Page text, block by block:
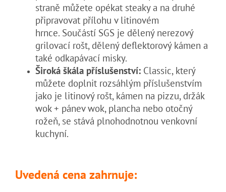
straně můžete opékat steaky a na druhé
připravovat přílohu v litinovém
hrnce. Součástí SGS je dělený nerezový
grilovací rošt, dělený deflektorový kámen a
také odkapávací misky.
Široká škála příslušenství: Classic, který
můžete doplnit rozsáhlým příslušenstvím
jako je litinový rošt, kámen na pizzu, držák
wok + pánev wok, plancha nebo otočný
rožeň, se stává plnohodnotnou venkovní
kuchyní.
Uvedená cena zahrnuje: